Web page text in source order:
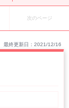
次のページ
最終更新日：2021/12/16